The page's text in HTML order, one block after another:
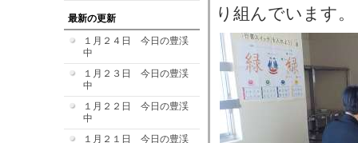
最新の更新
１月２４日 今日の豊渓
中
１月２３日 今日の豊渓
中
１月２２日 今日の豊渓
中
１月２１日 今日の豊渓
り組んでいます。